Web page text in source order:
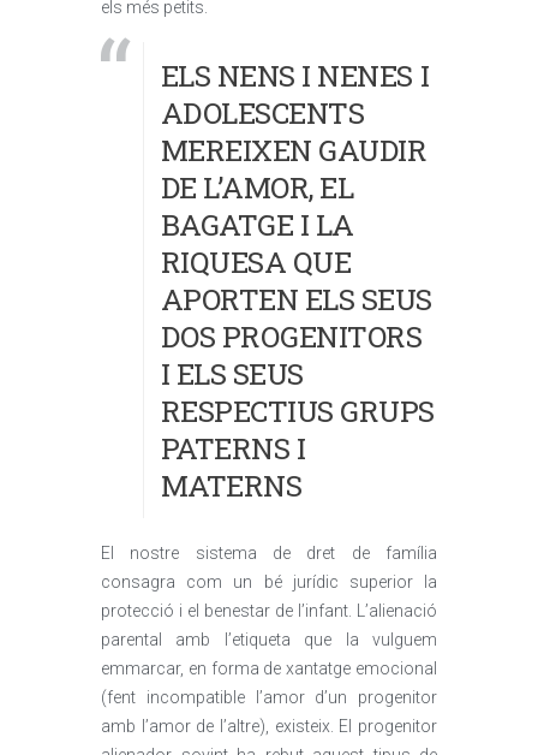
els més petits.
ELS NENS I NENES I
ADOLESCENTS
MEREIXEN GAUDIR
DE L’AMOR, EL
BAGATGE I LA
RIQUESA QUE
APORTEN ELS SEUS
DOS PROGENITORS
I ELS SEUS
RESPECTIUS GRUPS
PATERNS I
MATERNS
El nostre sistema de dret de família
consagra com un bé jurídic superior la
protecció i el benestar de l’infant. L’alienació
parental amb l’etiqueta que la vulguem
emmarcar, en forma de xantatge emocional
(fent incompatible l’amor d’un progenitor
amb l’amor de l’altre), existeix. El progenitor